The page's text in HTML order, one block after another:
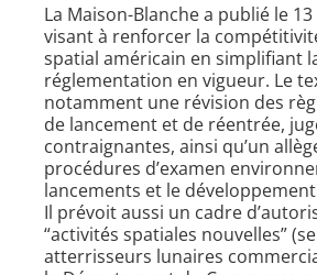
La Maison-Blanche a publié le
visant à renforcer la
spatial américain en simplifiant
réglementation en vigueur. Le
notamment une révision des
de lancement et de réentrée,
contraignantes, ainsi qu’un
procédures d’examen
lancements et le
Il prévoit aussi un cadre
“activités spatiales nouvelles”
atterrisseurs lunaires